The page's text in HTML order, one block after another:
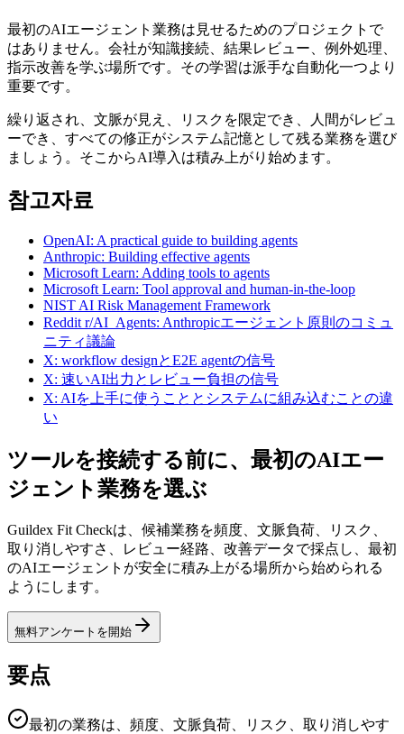
最初のAIエージェント業務は見せるためのプロジェクトで
はありません。会社が知識接続、結果レビュー、例外処理、
指示改善を学ぶ場所です。その学習は派手な自動化一つより
重要です。
繰り返され、文脈が見え、リスクを限定でき、人間がレビュ
ーでき、すべての修正がシステム記憶として残る業務を選び
ましょう。そこからAI導入は積み上がり始めます。
참고자료
OpenAI: A practical guide to building agents
Anthropic: Building effective agents
Microsoft Learn: Adding tools to agents
Microsoft Learn: Tool approval and human-in-the-loop
NIST AI Risk Management Framework
Reddit r/AI_Agents: Anthropicエージェント原則のコミュ
ニティ議論
X: workflow designとE2E agentの信号
X: 速いAI出力とレビュー負担の信号
X: AIを上手に使うこととシステムに組み込むことの違
い
ツールを接続する前に、最初のAIエー
ジェント業務を選ぶ
Guildex Fit Checkは、候補業務を頻度、文脈負荷、リスク、
取り消しやすさ、レビュー経路、改善データで採点し、最初
のAIエージェントが安全に積み上がる場所から始められる
ようにします。
無料アンケートを開始
要点
最初の業務は、頻度、文脈負荷、リスク、取り消しやす